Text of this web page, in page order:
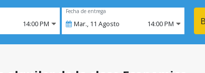
14:00 PM
Fecha de entrega
Mar., 11 Agosto 14:00 PM